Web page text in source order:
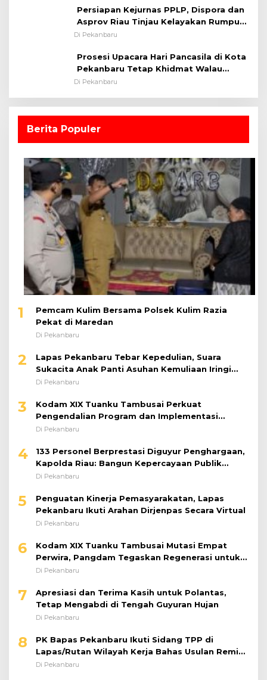
Persiapan Kejurnas PPLP, Dispora dan
Asprov Riau Tinjau Kelayakan Rumput
Lapangan Sepakbola
Di Pekanbaru
Prosesi Upacara Hari Pancasila di Kota
Pekanbaru Tetap Khidmat Walau
Dalam Ruangan
Di Pekanbaru
Berita Populer
1
Pemcam Kulim Bersama Polsek Kulim Razia
Pekat di Maredan
Di Pekanbaru
2
Lapas Pekanbaru Tebar Kepedulian, Suara
Sukacita Anak Panti Asuhan Kemuliaan Iringi
Bantuan Sosial
Di Pekanbaru
3
Kodam XIX Tuanku Tambusai Perkuat
Pengendalian Program dan Implementasi
Doktrin TNI AD
Di Pekanbaru
4
133 Personel Berprestasi Diguyur Penghargaan,
Kapolda Riau: Bangun Kepercayaan Publik
dengan Karya Nyata
Di Pekanbaru
5
Penguatan Kinerja Pemasyarakatan, Lapas
Pekanbaru Ikuti Arahan Dirjenpas Secara Virtual
Di Pekanbaru
6
Kodam XIX Tuanku Tambusai Mutasi Empat
Perwira, Pangdam Tegaskan Regenerasi untuk
Perkuat Kinerja Satuan
Di Pekanbaru
7
Apresiasi dan Terima Kasih untuk Polantas,
Tetap Mengabdi di Tengah Guyuran Hujan
Di Pekanbaru
8
PK Bapas Pekanbaru Ikuti Sidang TPP di
Lapas/Rutan Wilayah Kerja Bahas Usulan Remisi
Umum Jelang Hari Kemerdekaan
Di Pekanbaru